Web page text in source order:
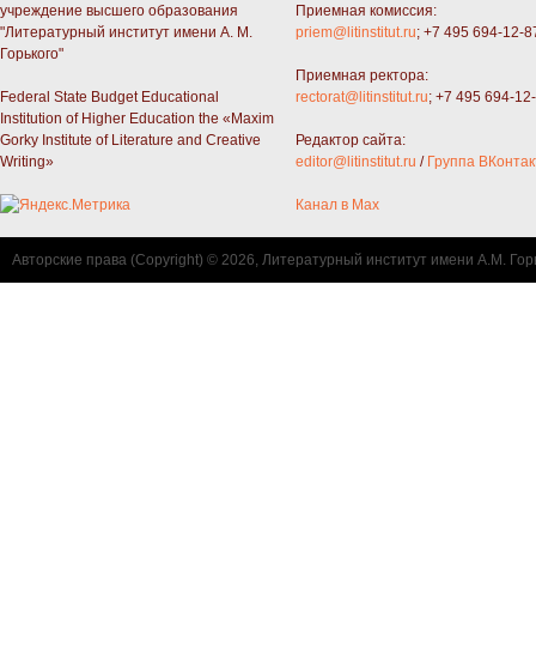
учреждение высшего образования
"Литературный институт имени А. М.
Горького"
Federal State Budget Educational
Institution of Higher Education the «Maxim
Gorky Institute of Literature and Creative
Writing»
Приемная комиссия:
priem@litinstitut.ru; +7 495 694-12-
Приемная ректора:
rectorat@litinstitut.ru; +7 495 694-
Редактор сайта:
editor@litinstitut.ru / Группа
Канал в Max
Авторские права (Copyright) © 2026, Литературный институт имени А.М.